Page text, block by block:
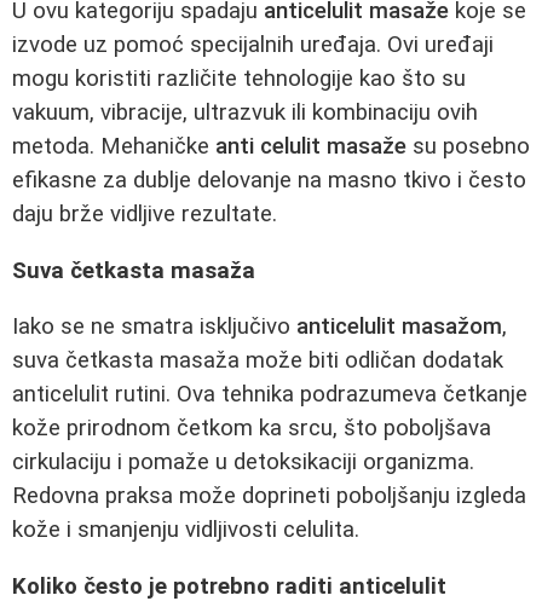
U ovu kategoriju spadaju anticelulit masaže koje se
izvode uz pomoć specijalnih uređaja. Ovi uređaji
mogu koristiti različite tehnologije kao što su
vakuum, vibracije, ultrazvuk ili kombinaciju ovih
metoda. Mehaničke anti celulit masaže su posebno
efikasne za dublje delovanje na masno tkivo i često
daju brže vidljive rezultate.
Suva četkasta masaža
Iako se ne smatra isključivo anticelulit masažom,
suva četkasta masaža može biti odličan dodatak
anticelulit rutini. Ova tehnika podrazumeva četkanje
kože prirodnom četkom ka srcu, što poboljšava
cirkulaciju i pomaže u detoksikaciji organizma.
Redovna praksa može doprineti poboljšanju izgleda
kože i smanjenju vidljivosti celulita.
Koliko često je potrebno raditi anticelulit